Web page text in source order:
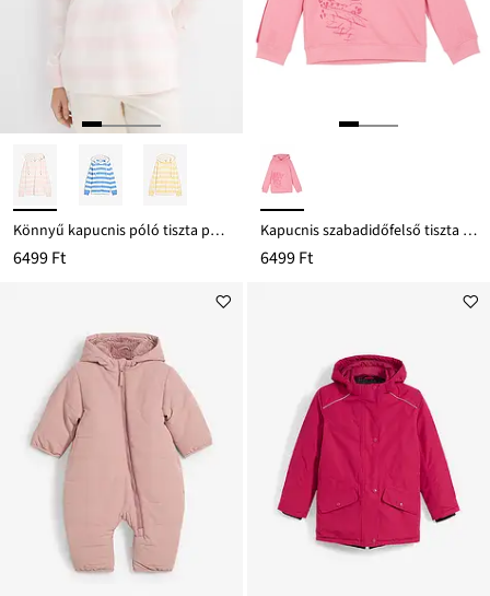
Könnyű kapucnis póló tiszta pamutból
6499 Ft
Kapucnis szabadidőfelső tiszta bio-pamutból
6499 Ft